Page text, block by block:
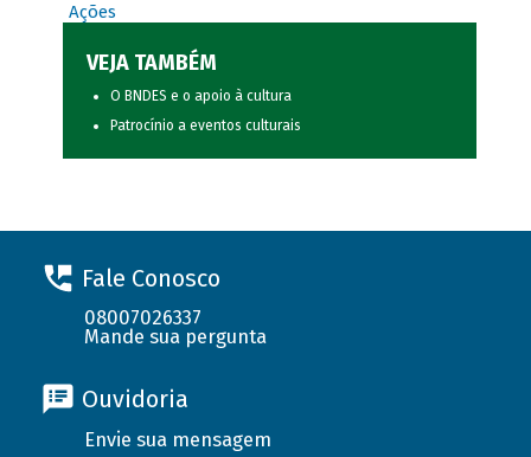
Ações
VEJA TAMBÉM
O BNDES e o apoio à cultura
Patrocínio a eventos culturais
Fale Conosco
08007026337
Mande sua pergunta
Ouvidoria
Envie sua mensagem